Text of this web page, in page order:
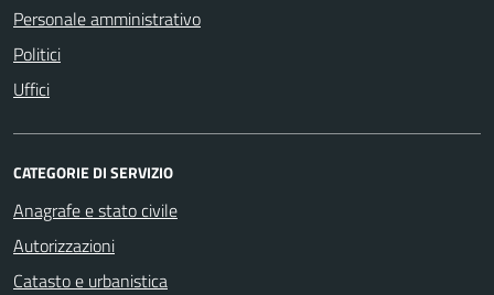
Personale amministrativo
Politici
Uffici
CATEGORIE DI SERVIZIO
Anagrafe e stato civile
Autorizzazioni
Catasto e urbanistica